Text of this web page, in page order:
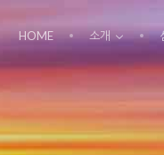
HOME 소개